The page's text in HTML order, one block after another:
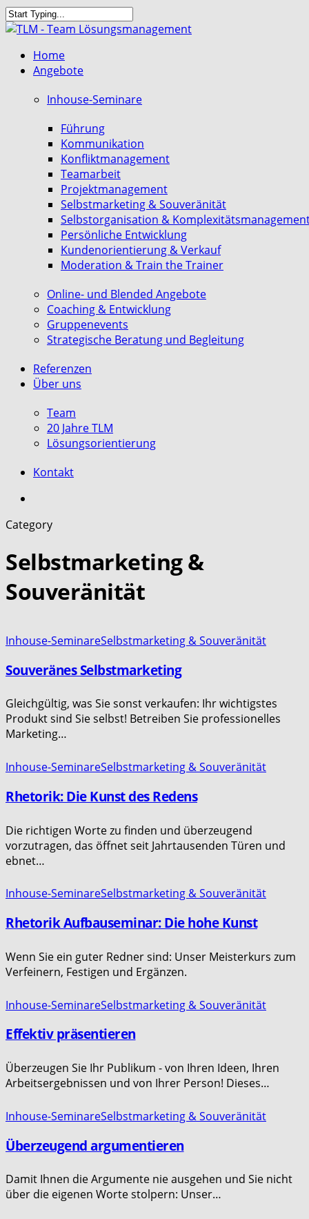
Skip
to
content
Close
search
MenuHome
Angebote
Inhouse-Seminare
Führung
Kommunikation
Konfliktmanagement
Teamarbeit
Projektmanagement
Selbstmarketing & Souveränität
Selbstorganisation &
Persönliche Entwicklung
Kundenorientierung & Verkauf
Moderation & Train the Trainer
Online- und Blended Angebote
Coaching & Entwicklung
Gruppenevents
Strategische Beratung und Begleitung
Referenzen
Über uns
Team
20 Jahre TLM
Lösungsorientierung
Kontakt
Category
Selbstmarketing &
Souveränität
Inhouse-SeminareSelbstmarketing & Souveränität
Souveränes Selbstmarketing
Gleichgültig, was Sie sonst verkaufen: Ihr wichtigstes
Produkt sind Sie selbst! Betreiben Sie professionelles
Marketing…
Inhouse-SeminareSelbstmarketing & Souveränität
Rhetorik: Die Kunst des Redens
Die richtigen Worte zu finden und überzeugend
vorzutragen, das öffnet seit Jahrtausenden Türen und
ebnet…
Inhouse-SeminareSelbstmarketing & Souveränität
Rhetorik Aufbauseminar: Die hohe Kunst
Wenn Sie ein guter Redner sind: Unser Meisterkurs zum
Verfeinern, Festigen und Ergänzen.
Inhouse-SeminareSelbstmarketing & Souveränität
Effektiv präsentieren
Überzeugen Sie Ihr Publikum - von Ihren Ideen, Ihren
Arbeitsergebnissen und von Ihrer Person! Dieses…
Inhouse-SeminareSelbstmarketing & Souveränität
Überzeugend argumentieren
Damit Ihnen die Argumente nie ausgehen und Sie nicht
über die eigenen Worte stolpern: Unser…